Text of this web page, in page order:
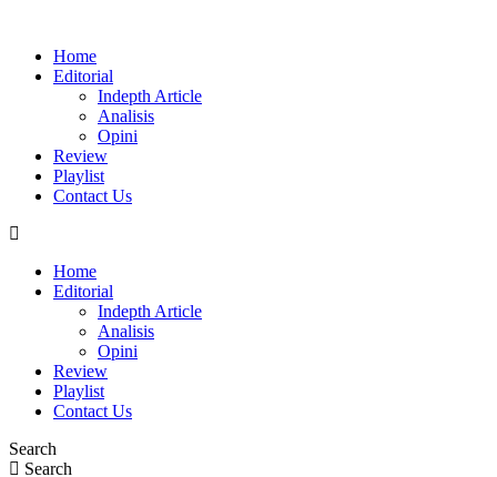
Home
Editorial
Indepth Article
Analisis
Opini
Review
Playlist
Contact Us
Home
Editorial
Indepth Article
Analisis
Opini
Review
Playlist
Contact Us
Search
Search